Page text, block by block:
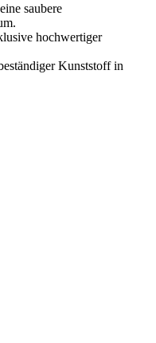
saubere
hochwertiger
Kunststoff in